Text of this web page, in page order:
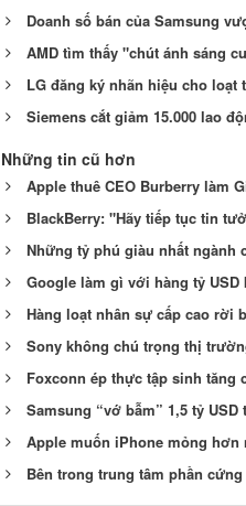
Doanh số bán của Samsung
AMD tìm thấy "chút ánh sáng
LG đăng ký nhãn hiệu cho loạt
Siemens cắt giảm 15.000 lao
Những tin cũ hơn
Apple thuê CEO Burberry làm
BlackBerry: "Hãy tiếp tục tin
Những tỷ phú giàu nhất ngành
Google làm gì với hàng tỷ
Hàng loạt nhân sự cấp cao rời
Sony không chú trọng thị
Foxconn ép thực tập sinh tăng
Samsung “vớ bẫm” 1,5 tỷ
Apple muốn iPhone mỏng hơn
Bên trong trung tâm phần cứng